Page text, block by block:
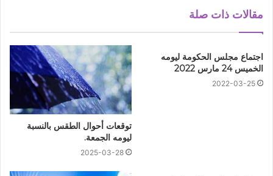
مقالات ذات صلة
اجتماع مجلس الحكومة ليومه
الخميس 24 مارس 2022
2022-03-25
توقعات أحوال الطقس بالنسبة
ليومه الجمعة.
2025-03-28